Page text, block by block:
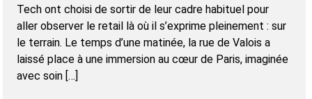
Tech ont choisi de sortir de leur cadre habituel pour
aller observer le retail là où il s’exprime pleinement : sur
le terrain. Le temps d’une matinée, la rue de Valois a
laissé place à une immersion au cœur de Paris, imaginée
avec soin […]